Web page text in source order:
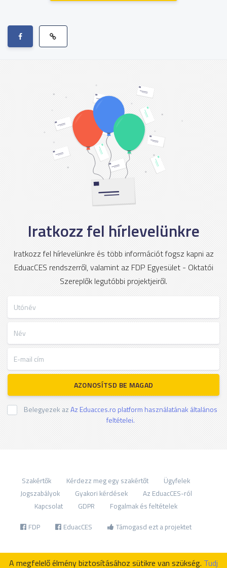
Iratkozz fel hírlevelünkre
Iratkozz fel hírlevelünkre és több információt fogsz kapni az
EduacCES rendszerről, valamint az FDP Egyesület - Oktatói
Szereplők legutóbbi projektjeiről.
AZONOSÍTSD BE MAGAD
Belegyezek azAz Eduacces.ro platform használatának általános
feltételei.
Szakértők Kérdezz meg egy szakértőt
Ügyfelek
Jogszabályok
Gyakori kérdések
Az EduacCES-ról
Kapcsolat
GDPR Fogalmak és feltételek
FDP EduacCES Támogasd ezt a projektet
A megfelelő élmény biztosításához sütikre van szükség. Tudj